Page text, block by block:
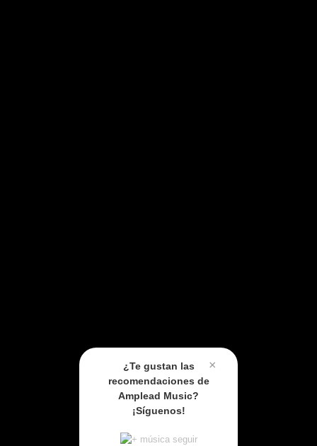
×
¿Te gustan las
recomendaciones de
Amplead Music?
¡Síguenos!